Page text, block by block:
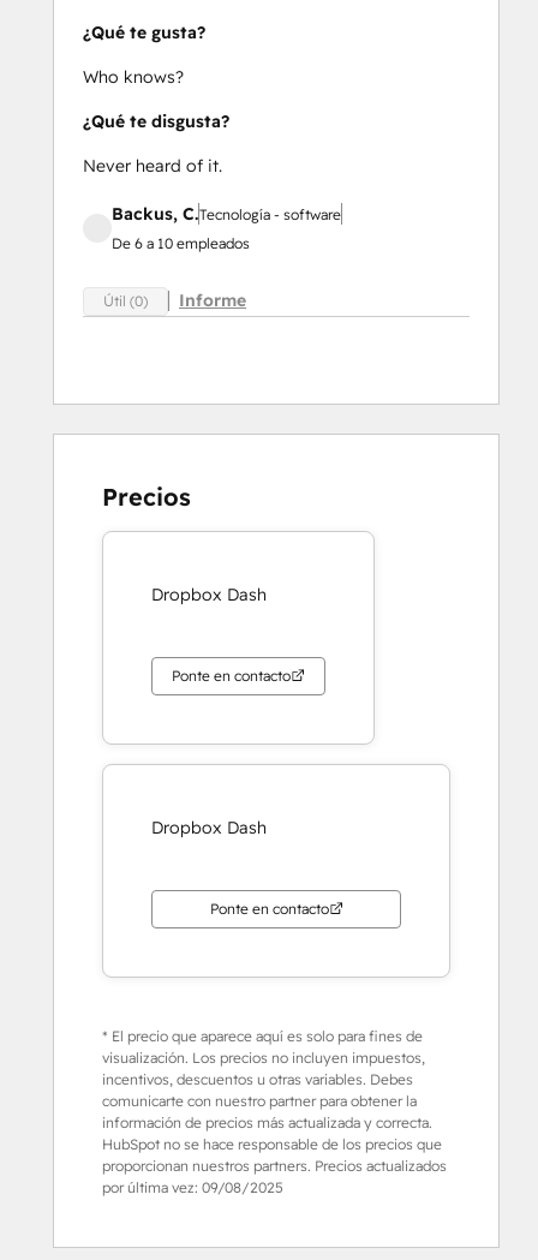
¿Qué te gusta?
Who knows?
¿Qué te disgusta?
Never heard of it.
Backus, C.Tecnología - software
De 6 a 10 empleados
Útil (0) Informe
Precios
Dropbox Dash
Ponte en contacto
Dropbox Dash
Ponte en contacto
* El precio que aparece aquí es solo para fines de
visualización. Los precios no incluyen impuestos,
incentivos, descuentos u otras variables. Debes
comunicarte con nuestro partner para obtener la
información de precios más actualizada y correcta.
HubSpot no se hace responsable de los precios que
proporcionan nuestros partners. Precios actualizados
por última vez: 09/08/2025